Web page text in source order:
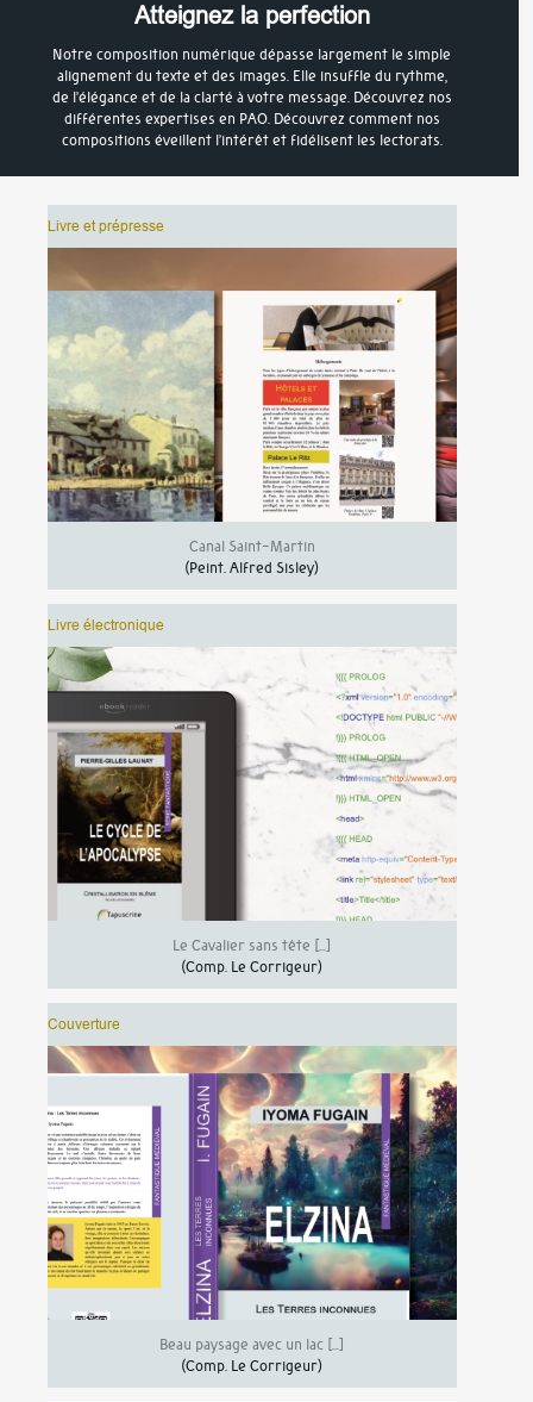
Atteignez la perfection
Notre composition numérique dépasse largement le simple
alignement du texte et des images. Elle insuffle du rythme,
de l’élégance et de la clarté à votre message. Découvrez nos
différentes expertises en PAO. Découvrez comment nos
compositions éveillent l’intérêt et fidélisent les lectorats.
Livre et prépresse
Canal Saint-Martin
(Peint.Alfred Sisley)
Livre électronique
Le Cavalier sans tête […]
(Comp. Le Corrigeur)
Couverture
Beau paysage avec un lac […]
(Comp. Le Corrigeur)